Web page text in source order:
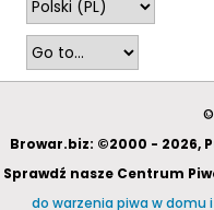
Browar.biz: ©2000 - 2026,
Sprawdź nasze Centrum
do warzenia piwa w domu